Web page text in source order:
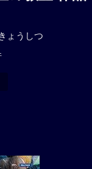
ょうしつ